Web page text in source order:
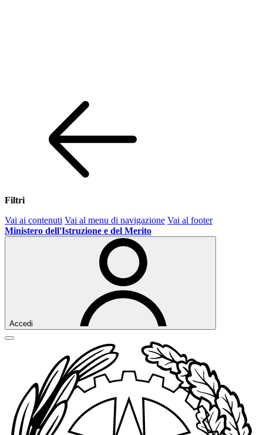
Filtri
Vai ai contenuti Vai al menu di navigazione Vai al footer
Ministero dell'Istruzione e del Merito
Accedi